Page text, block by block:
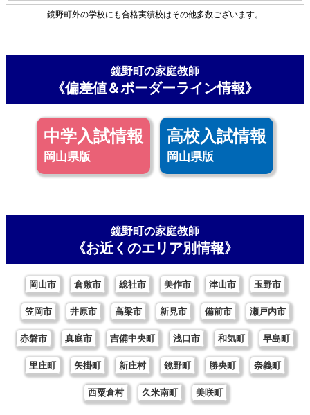
鏡野町外の学校にも合格実績校はその他多数ございます。
鏡野町の家庭教師
《偏差値＆ボーダーライン情報》
中学入試情報
岡山県版
高校入試情報
岡山県版
鏡野町の家庭教師
《お近くのエリア別情報》
岡山市 倉敷市 総社市 美作市 津山市 玉野市
笠岡市 井原市 高梁市 新見市 備前市 瀬戸内市
赤磐市 真庭市 吉備中央町 浅口市 和気町 早島町
里庄町 矢掛町 新庄村 鏡野町 勝央町 奈義町
西粟倉村 久米南町 美咲町